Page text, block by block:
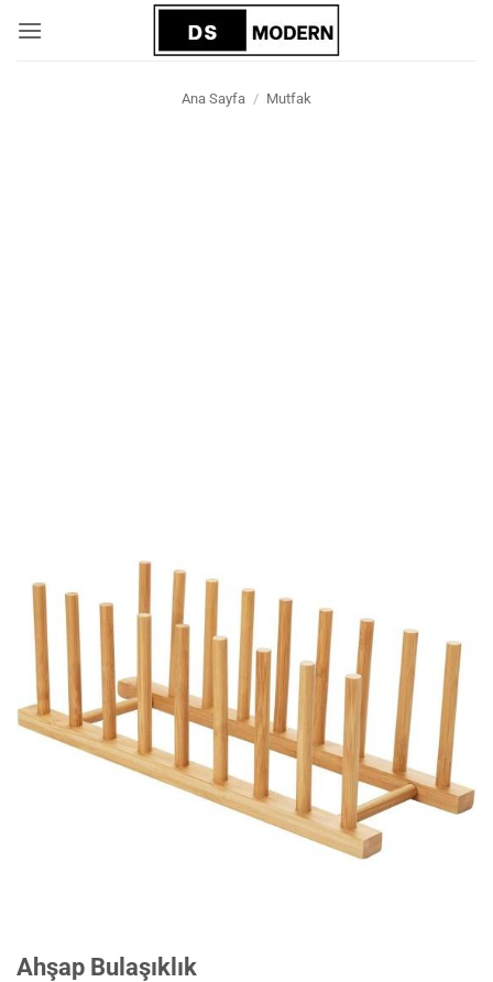
atla
Ana Sayfa / Mutfak
Ahşap Bulaşıklık